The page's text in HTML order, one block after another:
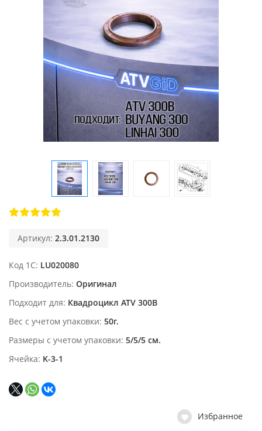
Артикул: 2.3.01.2130
Код 1С LU020080
Производитель Оригинал
Подходит для Квадроцикл ATV 300B
Вес с учетом упаковки 50г.
Размеры с учетом упаковки 5/5/5 см.
Ячейка K-3-1
Избранное